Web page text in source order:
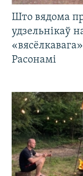
Што вядома
удзельнікаў
Расонамі